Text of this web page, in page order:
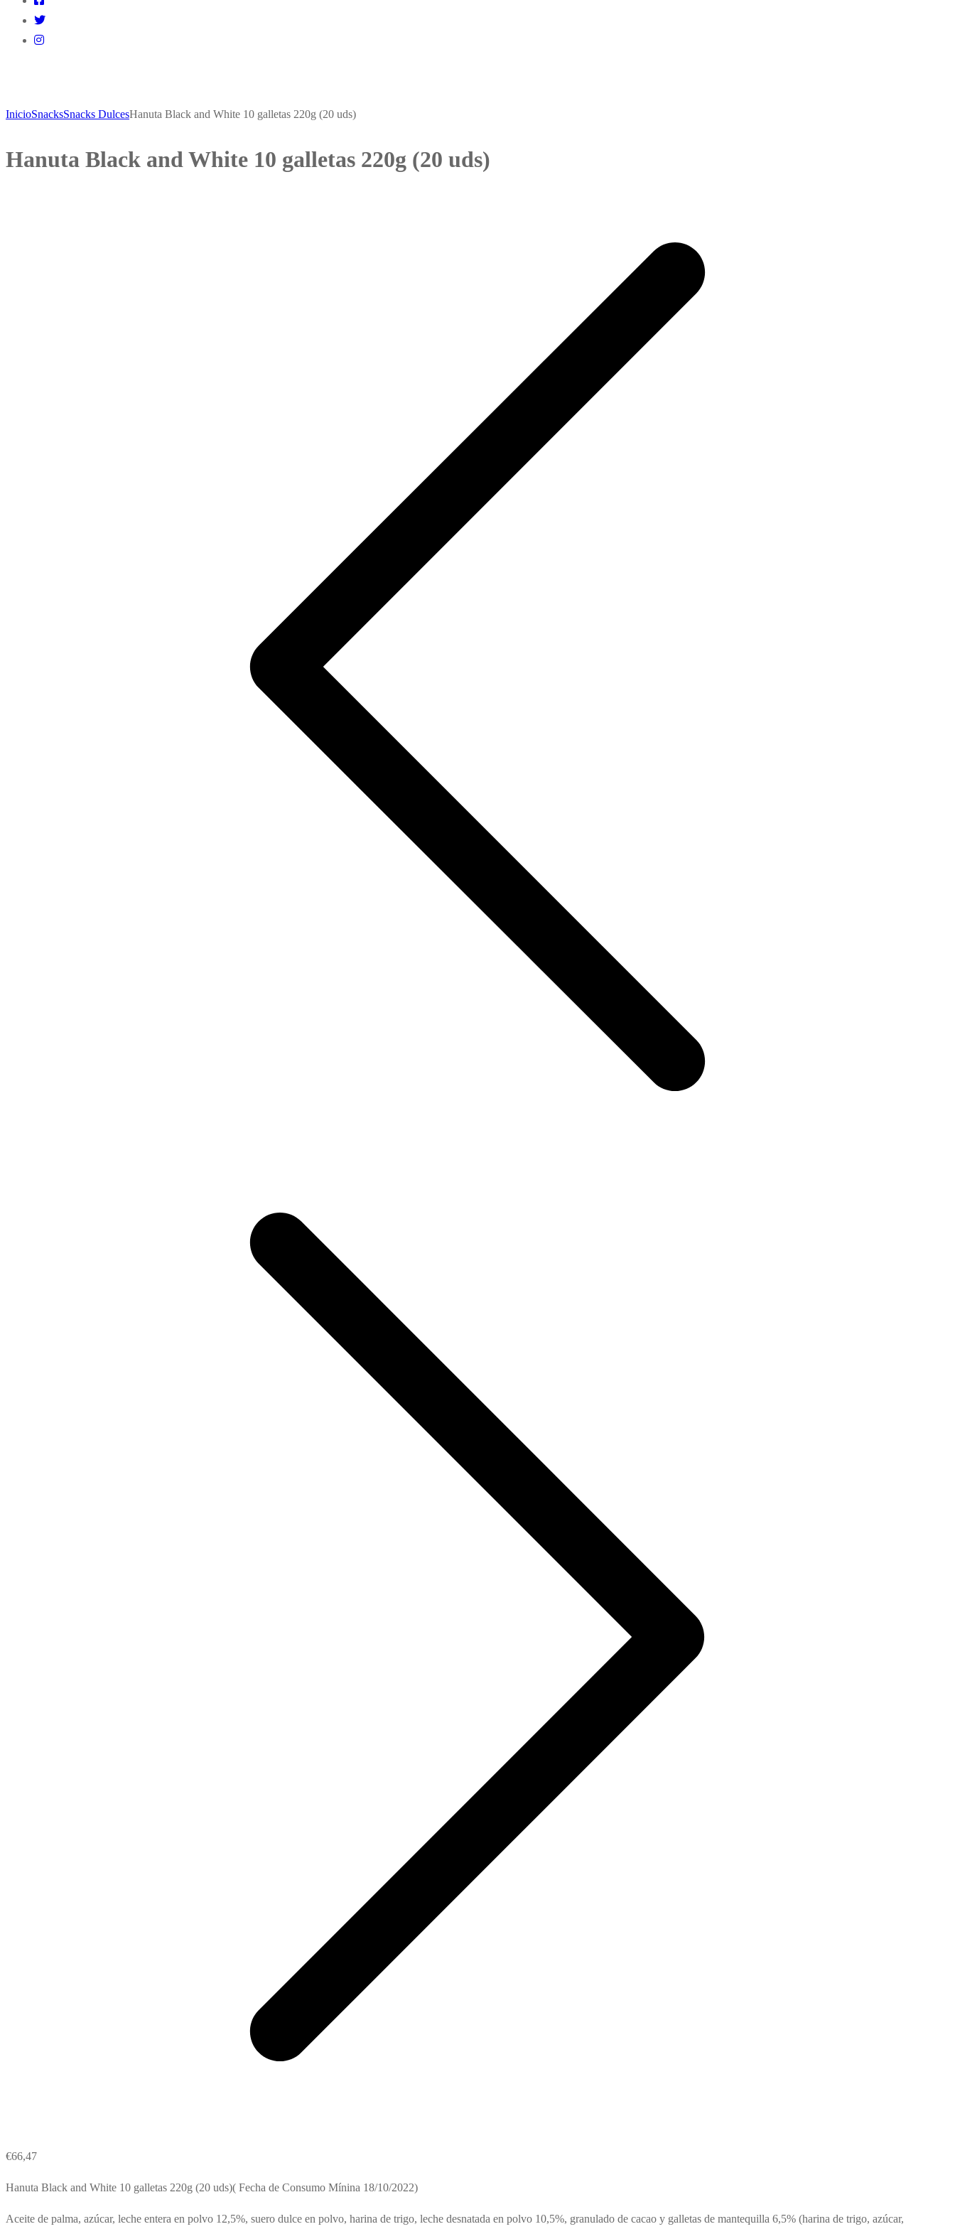
InicioSnacksSnacks DulcesHanuta Black and White 10 galletas 220g (20 uds)
Hanuta Black and White 10 galletas 220g (20 uds)
€66,47
Hanuta Black and White 10 galletas 220g (20 uds)( Fecha de Consumo Mínina 18/10/2022)
Aceite de palma, azúcar, leche entera en polvo 12,5%, suero dulce en polvo, harina de trigo, leche desnatada en polvo 10,5%, granulado de cacao y galletas de mantequilla 6,5% (harina de trigo, azúcar,